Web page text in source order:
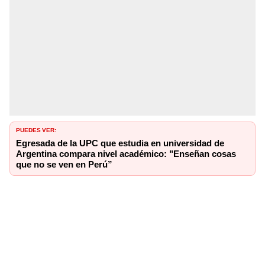
PUEDES VER:
Egresada de la UPC que estudia en universidad de
Argentina compara nivel académico: "Enseñan cosas
que no se ven en Perú”